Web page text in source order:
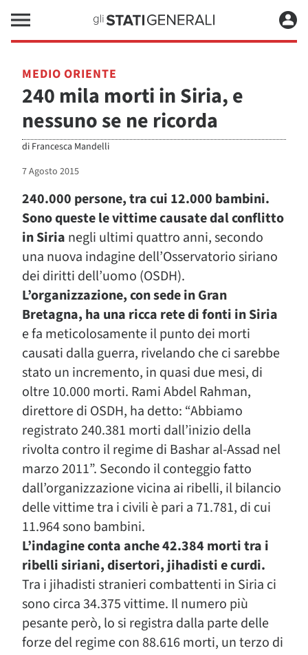
MEDIO ORIENTE
240 mila morti in Siria, e
nessuno se ne ricorda
di Francesca Mandelli
7 Agosto 2015
240.000 persone, tra cui 12.000 bambini.
Sono queste le vittime causate dal conflitto
in Siria negli ultimi quattro anni, secondo
una nuova indagine dell’Osservatorio siriano
dei diritti dell’uomo (OSDH).
L’organizzazione, con sede in Gran
Bretagna, ha una ricca rete di fonti in Siria
e fa meticolosamente il punto dei morti
causati dalla guerra, rivelando che ci sarebbe
stato un incremento, in quasi due mesi, di
oltre 10.000 morti. Rami Abdel Rahman,
direttore di OSDH, ha detto: “Abbiamo
registrato 240.381 morti dall’inizio della
rivolta contro il regime di Bashar al-Assad nel
marzo 2011”. Secondo il conteggio fatto
dall’organizzazione vicina ai ribelli, il bilancio
delle vittime tra i civili è pari a 71.781, di cui
11.964 sono bambini.
L’indagine conta anche 42.384 morti tra i
ribelli siriani, disertori, jihadisti e curdi.
Tra i jihadisti stranieri combattenti in Siria ci
sono circa 34.375 vittime. Il numero più
pesante però, lo si registra dalla parte delle
forze del regime con 88.616 morti, un terzo di